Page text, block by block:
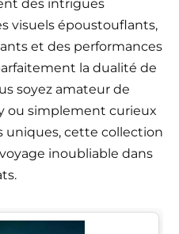
des intrigues
visuels époustouflants,
et des performances
la dualité de
soyez amateur de
ou simplement curieux
uniques, cette collection
inoubliable dans